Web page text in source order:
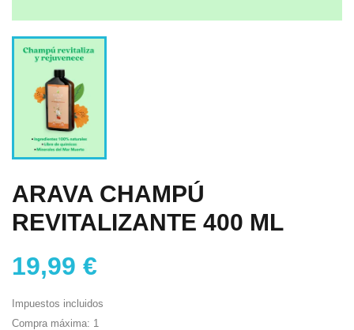
ARAVA CHAMPÚ
REVITALIZANTE 400 ML
19,99 €
Impuestos incluidos
Compra máxima: 1